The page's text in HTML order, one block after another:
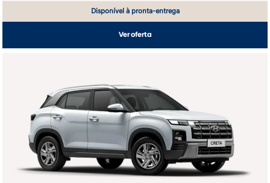
Disponível à pronta-entrega
Ver oferta